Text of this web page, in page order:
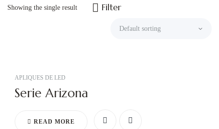
Showing the single result Filter
APLIQUES DE LED
Serie Arizona
READ MORE